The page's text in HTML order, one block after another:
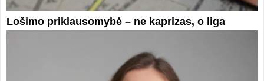
Lošimo priklausomybė – ne kaprizas, o liga